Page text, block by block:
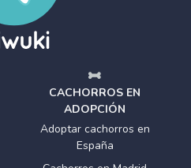
CACHORROS EN
ADOPCIÓN
Adoptar cachorros en
España